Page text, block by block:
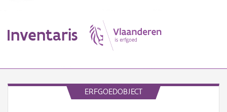
Inventaris
ERFGOEDOBJECT